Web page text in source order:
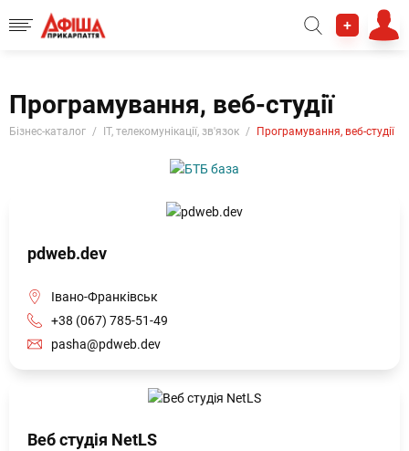
+
Програмування, веб-студії
Бізнес-каталог IT, телекомунікації, зв'язок Програмування, веб-студії
pdweb.dev
Івано-Франківськ
+38 (067) 785-51-49
pasha@pdweb.dev
Веб студія NetLS